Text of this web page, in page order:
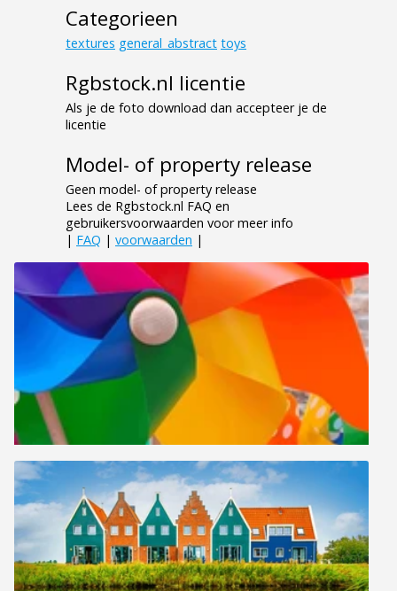
Categorieen
textures general_abstract toys
Rgbstock.nl licentie
Als je de foto download dan accepteer je de
licentie
Model- of property release
Geen model- of property release
Lees de Rgbstock.nl FAQ en
gebruikersvoorwaarden voor meer info
| FAQ | voorwaarden |